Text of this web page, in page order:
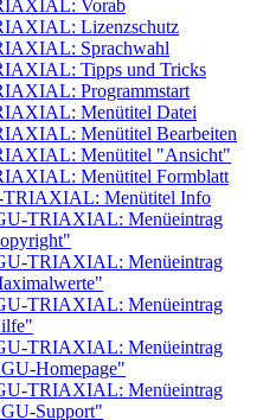
Vorab
Lizenzschutz
Sprachwahl
Tipps und Tricks
Programmstart
Menütitel Datei
Menütitel Bearbeiten
Menütitel "Ansicht"
Menütitel Formblatt
Menütitel Info
TRIAXIAL: Menüeintrag
TRIAXIAL: Menüeintrag
TRIAXIAL: Menüeintrag
TRIAXIAL: Menüeintrag
Homepage"
TRIAXIAL: Menüeintrag
Support"